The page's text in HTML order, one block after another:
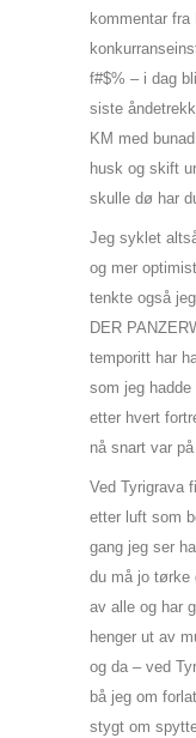
kommentar
f#$% – i dag
siste
KM med
husk og skift
skulle dø har
Jeg syklet
og mer
tenkte også
DER
temporitt har
som jeg
etter hvert
nå snart var
Ved Tyrigrava
etter luft som
gang jeg ser
du må jo tørke
av alle og har
henger ut av
og da – ved
bå jeg om
stygt om